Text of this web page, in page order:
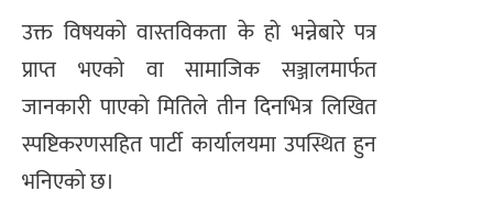
उक्त विषयको वास्तविकता के हो भन्नेबारे पत्र
प्राप्त भएको वा सामाजिक सञ्जालमार्फत
जानकारी पाएको मितिले तीन दिनभित्र लिखित
स्पष्टिकरणसहित पार्टी कार्यालयमा उपस्थित हुन
भनिएको छ।